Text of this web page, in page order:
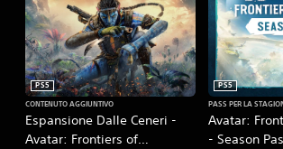
Espansione Dalle Ceneri -
Avatar: Frontiers of
PS5
CONTENUTO AGGIUNTIVO
Avatar:
- Season
PS5
PASS PER LA